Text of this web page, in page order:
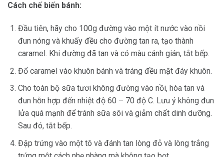
Cách chế biến bánh:
Đầu tiên, hãy cho 100g đường vào một ít nước vào nồi
đun nóng và khuấy đều cho đường tan ra, tạo thành
caramel. Khi đường đã tan và có màu cánh gián, tắt bếp.
Đổ caramel vào khuôn bánh và tráng đều mặt đáy khuôn.
Cho toàn bộ sữa tươi không đường vào nồi, hòa tan và
đun hỗn hợp đến nhiệt độ 60 – 70 độ C. Lưu ý không đun
lửa quá mạnh để tránh sữa sôi và giảm chất dinh dưỡng.
Sau đó, tắt bếp.
Đập trứng vào một tô và đánh tan lòng đỏ và lòng trắng